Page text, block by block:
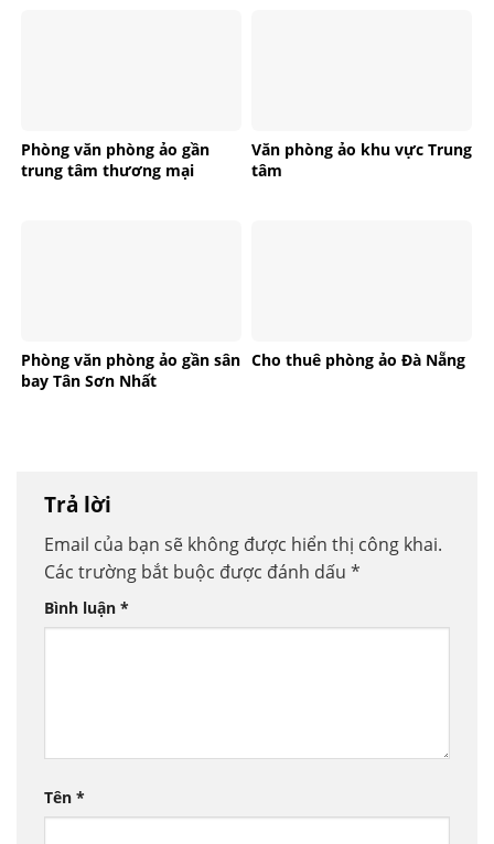
Phòng văn phòng ảo gần
trung tâm thương mại
Văn phòng ảo khu vực Trung
tâm
Phòng văn phòng ảo gần sân
bay Tân Sơn Nhất
Cho thuê phòng ảo Đà Nẵng
Trả lời
Email của bạn sẽ không được hiển thị công khai.
Các trường bắt buộc được đánh dấu *
Bình luận *
Tên *